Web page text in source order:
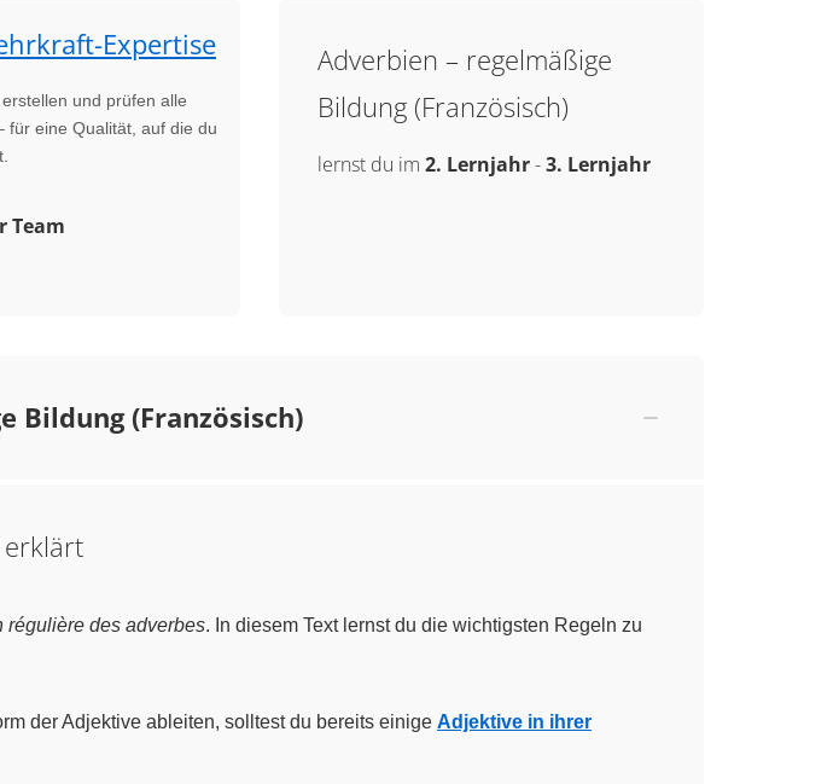
Expertise
und prüfen alle
für eine Qualität, auf die du
Team
Adverbien – regelmäßige
Bildung (Französisch)
lernst du im 2. Lernjahr-3. Lernjahr
Bildung (Französisch)
erklärt
régulière des adverbes. In diesem Text lernst du die wichtigsten Regeln zu
der Adjektive ableiten, solltest du bereits einige Adjektive in ihrer